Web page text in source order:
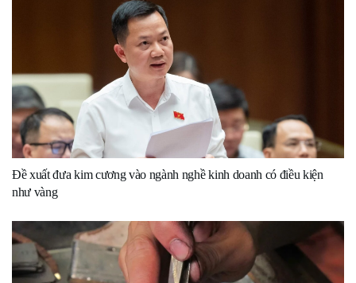
Đề xuất đưa kim cương vào ngành nghề kinh doanh có điều kiện
như vàng